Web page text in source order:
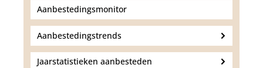
Aanbestedingsmonitor
Aanbestedingstrends
Jaarstatistieken aanbesteden